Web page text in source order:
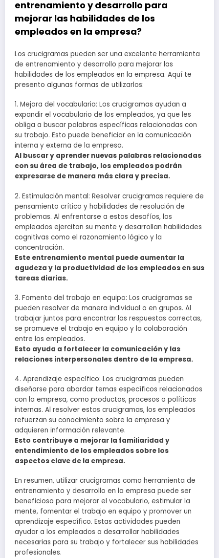
entrenamiento y desarrollo para
mejorar las habilidades de los
empleados en la empresa?
Los crucigramas pueden ser una excelente herramienta
de entrenamiento y desarrollo para mejorar las
habilidades de los empleados en la empresa. Aquí te
presento algunas formas de utilizarlos:
1. Mejora del vocabulario: Los crucigramas ayudan a
expandir el vocabulario de los empleados, ya que les
obliga a buscar palabras específicas relacionadas con
su trabajo. Esto puede beneficiar en la comunicación
interna y externa de la empresa.
Al buscar y aprender nuevas palabras relacionadas
con su área de trabajo, los empleados podrán
expresarse de manera más clara y precisa.
2. Estimulación mental: Resolver crucigramas requiere de
pensamiento crítico y habilidades de resolución de
problemas. Al enfrentarse a estos desafíos, los
empleados ejercitan su mente y desarrollan habilidades
cognitivas como el razonamiento lógico y la
concentración.
Este entrenamiento mental puede aumentar la
agudeza y la productividad de los empleados en sus
tareas diarias.
3. Fomento del trabajo en equipo: Los crucigramas se
pueden resolver de manera individual o en grupos. Al
trabajar juntos para encontrar las respuestas correctas,
se promueve el trabajo en equipo y la colaboración
entre los empleados.
Esto ayuda a fortalecer la comunicación y las
relaciones interpersonales dentro de la empresa.
4. Aprendizaje específico: Los crucigramas pueden
diseñarse para abordar temas específicos relacionados
con la empresa, como productos, procesos o políticas
internas. Al resolver estos crucigramas, los empleados
refuerzan su conocimiento sobre la empresa y
adquieren información relevante.
Esto contribuye a mejorar la familiaridad y
entendimiento de los empleados sobre los
aspectos clave de la empresa.
En resumen, utilizar crucigramas como herramienta de
entrenamiento y desarrollo en la empresa puede ser
beneficioso para mejorar el vocabulario, estimular la
mente, fomentar el trabajo en equipo y promover un
aprendizaje específico. Estas actividades pueden
ayudar a los empleados a desarrollar habilidades
necesarias para su trabajo y fortalecer sus habilidades
profesionales.